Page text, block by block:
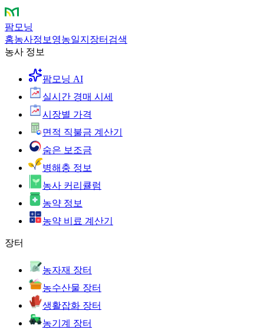
팜모닝
홈농사정보 영농일지 장터 검색
농사 정보
팜모닝 AI
실시간 경매 시세
시장별 가격
면적 직불금 계산기
숨은 보조금
병해충 정보
농사 커리큘럼
농약 정보
농약 비료 계산기
장터
농자재 장터
농수산물 장터
생활잡화 장터
농기계 장터